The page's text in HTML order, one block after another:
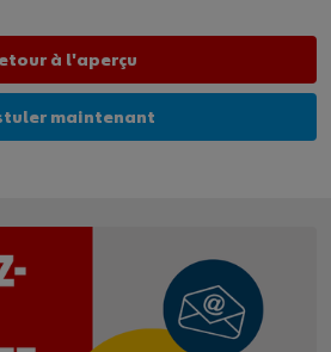
à l'aperçu
maintenant